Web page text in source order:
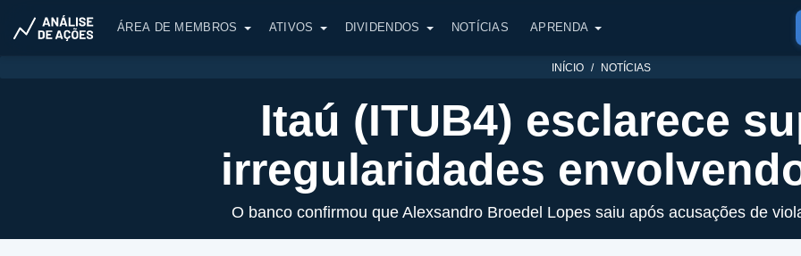
ÁREA DE MEMBROS ATIVOS DIVIDENDOS NOTÍCIAS APRENDA
INÍCIO NOTÍCIAS
Itaú (ITUB4) esclarece
irregularidades
O banco confirmou que Alexsandro Broedel Lopes saiu após acusações de